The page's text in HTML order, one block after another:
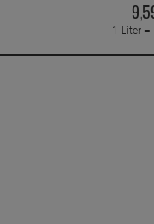
9,
1 Liter =